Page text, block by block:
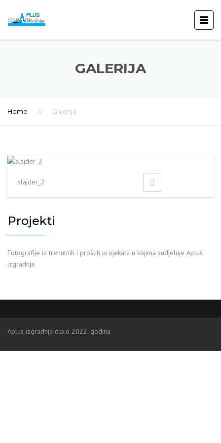
GALERIJA
Home Galerija
slajder_2
Projekti
Fotografije iz trenutnih i prošlih projekata u kojima sudjeluje Aplus
izgradnja.
Aplus izgradnja d.o.o 2022. godina